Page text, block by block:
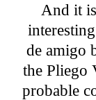
And it
de amigo
the Pliego
probable